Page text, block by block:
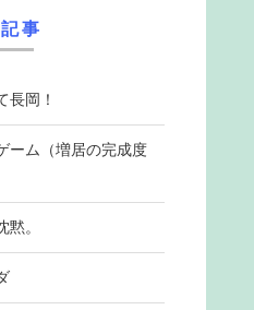
事
長岡！
ーム（増居の完成度
。